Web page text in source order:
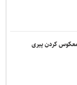
رسانه، سنگر حقیقت
«هر نیاز کشور، یک
معکوس کردن پیری